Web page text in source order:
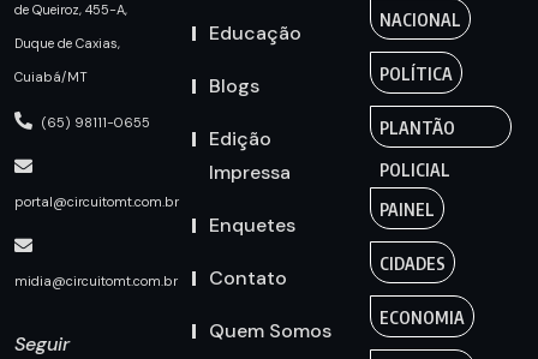
de Queiroz, 455-A,
Duque de Caxias,
Cuiabá/MT
(65) 98111-0655
portal@circuitomt.com.br
midia@circuitomt.com.br
Seguir
Educação
Blogs
Edição
Impressa
Enquetes
Contato
Quem Somos
NACIONAL
POLÍTICA
PLANTÃO
POLICIAL
PAINEL
CIDADES
ECONOMIA